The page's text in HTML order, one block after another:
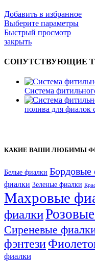
Добавить в избранное
Выберите параметры
Быстрый просмотр
закрыть
СОПУТСТВУЮЩИЕ
Система
полива для фиалок
КАКИЕ ВАШИ ЛЮБИМЫ
Белые фиалки Бордовые
фиалки Зеленые фиалки
Махровые
фиалки
Сиреневые
фэнтези
фиалки